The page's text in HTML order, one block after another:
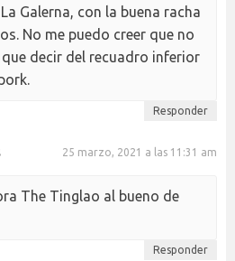
Galerna, con la buena racha
No me puedo creer que no
decir del recuadro inferior
Responder
25 marzo, 2021 a las 11:31 am
The Tinglao al bueno de
Responder